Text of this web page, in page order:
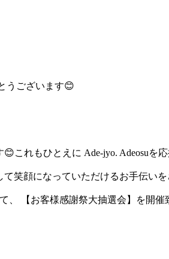
うございます😊
これもひとえに Ade-jyo. Adeosu
笑顔になっていただけるお手伝い
、 【お客様感謝祭大抽選会】を開